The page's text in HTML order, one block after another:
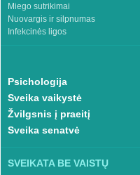
Miego sutrikimai
Nuovargis ir silpnumas
Infekcinės ligos
Psichologija
Sveika vaikystė
Žvilgsnis į praeitį
Sveika senatvė
SVEIKATA BE VAISTŲ